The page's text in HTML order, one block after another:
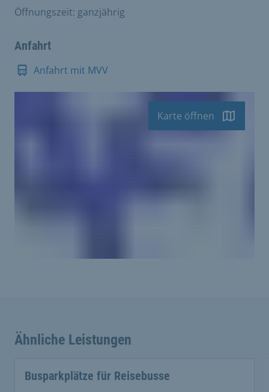
Öffnungszeit: ganzjährig
Anfahrt
Anfahrt mit MVV
Karte öffnen
Ähnliche Leistungen
Busparkplätze für Reisebusse